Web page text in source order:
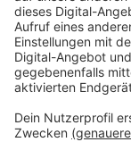
833. Sie
Veröffentlicht:
Anzeige